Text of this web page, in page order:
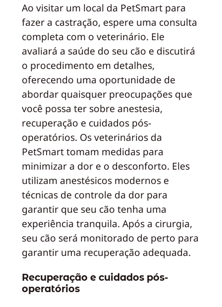
Ao visitar um local da PetSmart para
fazer a castração, espere uma consulta
completa com o veterinário. Ele
avaliará a saúde do seu cão e discutirá
o procedimento em detalhes,
oferecendo uma oportunidade de
abordar quaisquer preocupações que
você possa ter sobre anestesia,
recuperação e cuidados pós-
operatórios. Os veterinários da
PetSmart tomam medidas para
minimizar a dor e o desconforto. Eles
utilizam anestésicos modernos e
técnicas de controle da dor para
garantir que seu cão tenha uma
experiência tranquila. Após a cirurgia,
seu cão será monitorado de perto para
garantir uma recuperação adequada.
Recuperação e cuidados pós-
operatórios